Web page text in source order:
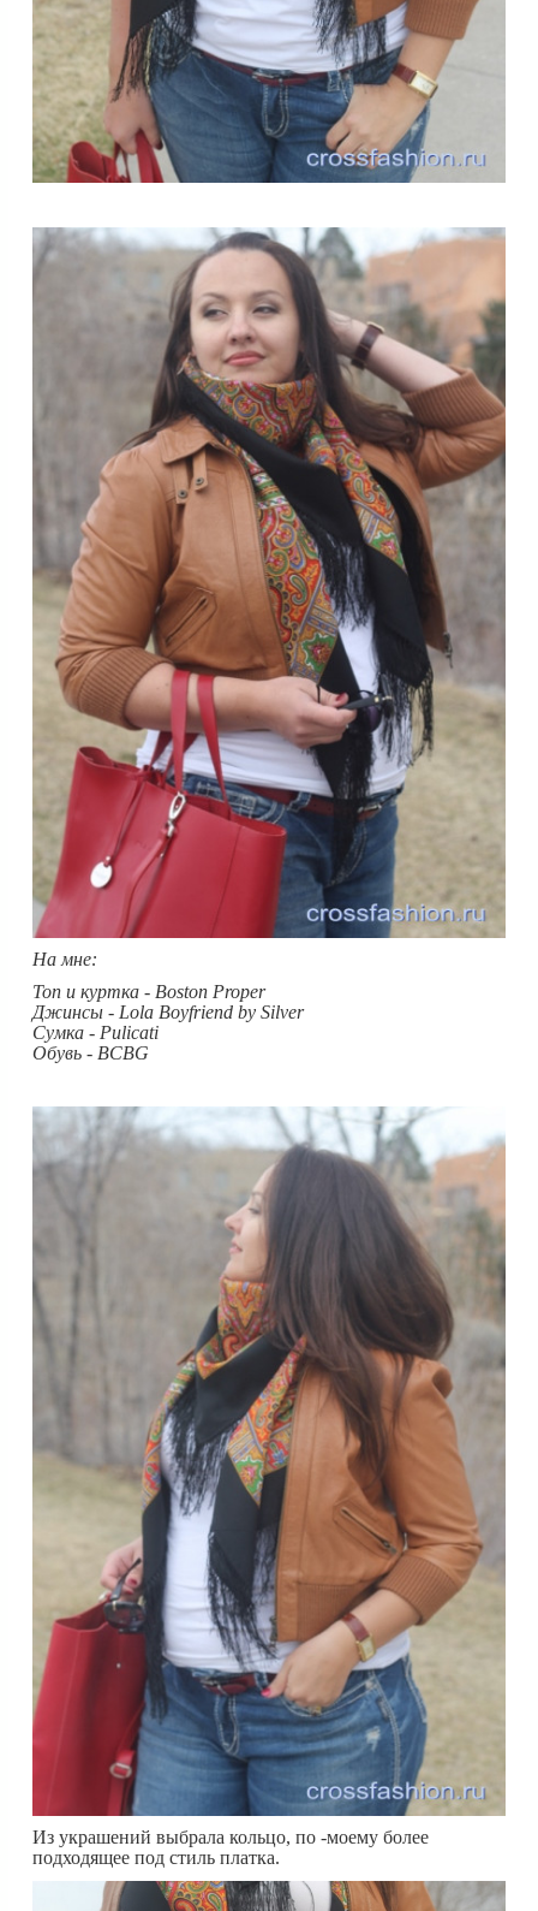
На мне:
Топ и куртка - Boston Proper
Джинсы - Lola Boyfriend by Silver
Сумка - Pulicati
Обувь - BCBG
Из украшений выбрала кольцо, по -моему более
подходящее под стиль платка.